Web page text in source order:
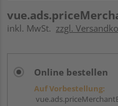
inkl. MwSt. zzgl.
Online bestellen
Auf Vorbestellung: